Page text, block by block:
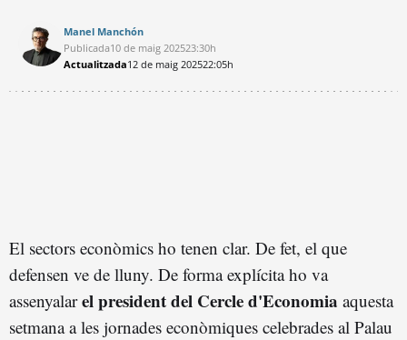
Manel Manchón
Publicada10 de maig 202523:30h
Actualitzada12 de maig 202522:05h
El sectors econòmics ho tenen clar. De fet, el que
defensen ve de lluny. De forma explícita ho va
assenyalarel president del Cercle d'Economia aquesta
setmana a les jornades econòmiques celebrades al Palau